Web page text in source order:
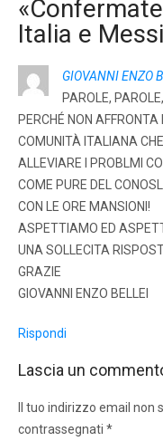
Italia e
GIOVANNI ENZO
PAROLE,
PERCHÉ NON
COMUNITÀ ITALIANA
ALLEVIARE I PROBLMI
COME PURE DEL
CON LE ORE MANSIONI!
ASPETTIAMO ED
UNA SOLLECITA
GRAZIE
GIOVANNI ENZO BELLEI
Rispondi
Lascia un
Il tuo indirizzo email non
contrassegnati *